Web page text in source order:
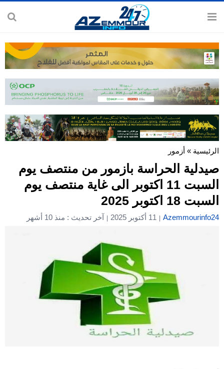
الرئيسية » أزمور
صيدلية الحراسة بازمور من منتصف يوم
السبت 11 اكتوبر الى غاية منتصف يوم
السبت 18 اكتوبر 2025
Azemmourinfo24 11 أكتوبر 2025 آخر تحديث : منذ 10 أشهر